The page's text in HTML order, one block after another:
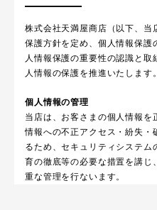
株式会社天満屋商店（以下、当
保護方針を定め、個人情報保護
人情報保護の重要性の認識と
人情報の保護を推進いたします。
個人情報の管理
当店は、お客さまの個人情報を
情報への不正アクセス・紛失・
るため、セキュリティシステ
育の徹底等の必要な措置を講じ
重な管理を行ないます。